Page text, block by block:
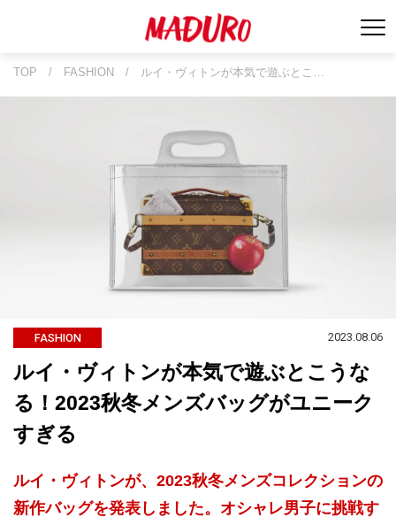
TOP / FASHION / ルイ・ヴィトンが本気で遊ぶとこ…
FASHION 2023.08.06
ルイ・ヴィトンが本気で遊ぶとこうな
る！2023秋冬メンズバッグがユニーク
すぎる
ルイ・ヴィトンが、2023秋冬メンズコレクションの
新作バッグを発表しました。オシャレ男子に挑戦す